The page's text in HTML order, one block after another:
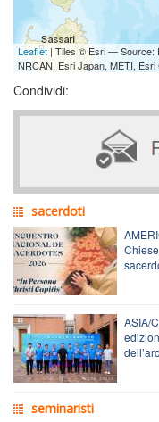
Leaflet | Tiles © Esri — Source:
NRCAN, Esri Japan, METI,
Condividi:
sacerdoti
ASIA/
seminaristi